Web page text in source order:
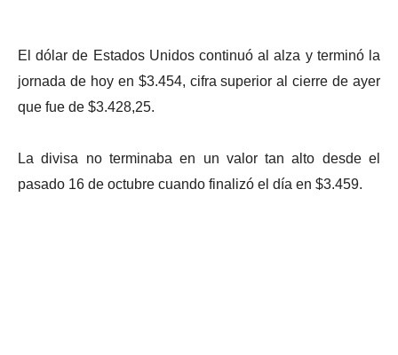
El dólar de Estados Unidos continuó al alza y terminó la
jornada de hoy en $3.454, cifra superior al cierre de ayer
que fue de $3.428,25.
La divisa no terminaba en un valor tan alto desde el
pasado 16 de octubre cuando finalizó el día en $3.459.